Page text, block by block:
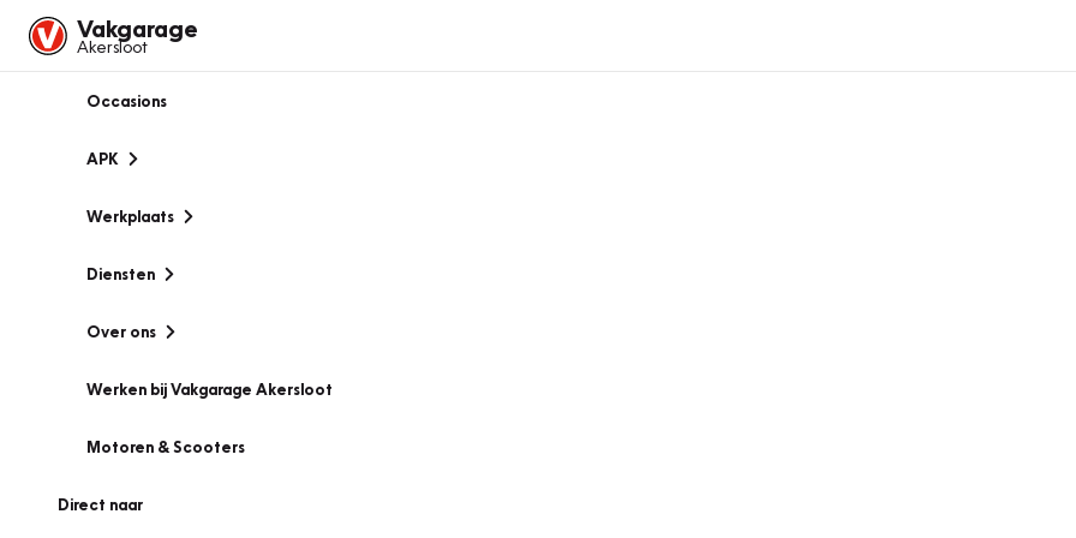
Vakgarage
Akersloot
Occasions
APK
Werkplaats
Diensten
Over ons
Werken bij Vakgarage Akersloot
Motoren & Scooters
Direct naar